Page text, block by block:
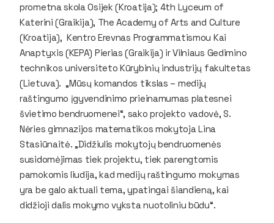
prometna skola Osijek (Kroatija); 4th Lyceum of
Katerini (Graikija), The Academy of Arts and Culture
(Kroatija), Kentro Erevnas Programmatismou Kai
Anaptyxis (KEPA) Pierias (Graikija) ir Vilniaus Gedimino
technikos universiteto Kūrybinių industrijų fakultetas
(Lietuva). „Mūsų komandos tikslas – medijų
raštingumo įgyvendinimo prieinamumas platesnei
švietimo bendruomenei“, sako projekto vadovė, S.
Nėries gimnazijos matematikos mokytoja Lina
Stasiūnaitė. „Didžiulis mokytojų bendruomenės
susidomėjimas tiek projektu, tiek parengtomis
pamokomis liudija, kad medijų raštingumo mokymas
yra be galo aktuali tema, ypatingai šiandieną, kai
didžioji dalis mokymo vyksta nuotoliniu būdu“.